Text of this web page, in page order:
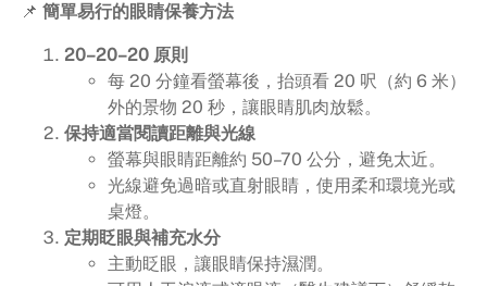
📌 簡單易行的眼睛保養方法
20–20–20 原則
每 20 分鐘看螢幕後，抬頭看 20 呎（約 6 米）
外的景物 20 秒，讓眼睛肌肉放鬆。
保持適當閱讀距離與光線
螢幕與眼睛距離約 50–70 公分，避免太近。
光線避免過暗或直射眼睛，使用柔和環境光或
桌燈。
定期眨眼與補充水分
主動眨眼，讓眼睛保持濕潤。